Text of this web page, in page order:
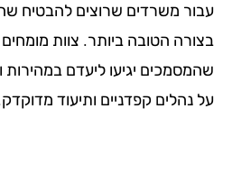
משרדים שרוצים להבטיח
הטובה ביותר. צוות מומחים
יגיעו ליעדם במהירות
נהלים קפדניים ותיעוד מדוקדק.